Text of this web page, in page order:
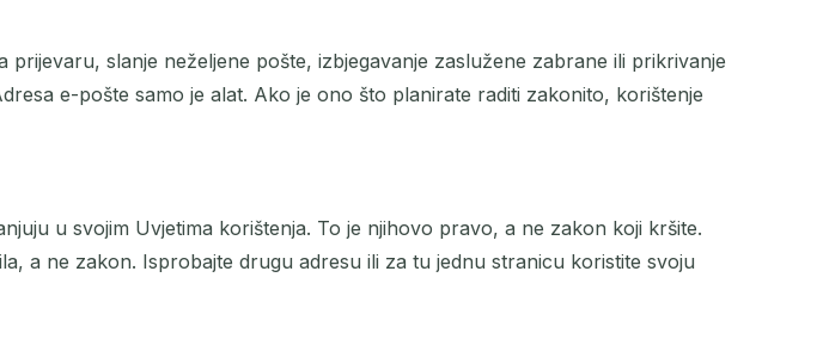
slanje neželjene pošte, izbjegavanje zaslužene zabrane ili prikrivanje
e-pošte samo je alat. Ako je ono što planirate raditi zakonito, korištenje
u svojim Uvjetima korištenja. To je njihovo pravo, a ne zakon koji kršite.
a ne zakon. Isprobajte drugu adresu ili za tu jednu stranicu koristite svoju